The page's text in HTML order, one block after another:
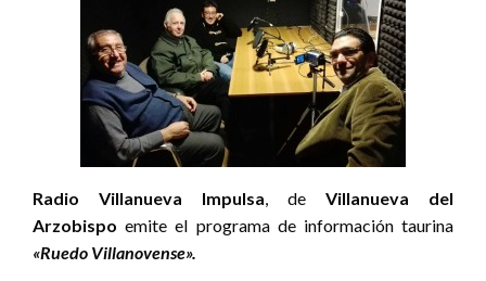
Radio Villanueva Impulsa , de Villanueva del
Arzobispo emite el programa de información taurina
«Ruedo Villanovense».